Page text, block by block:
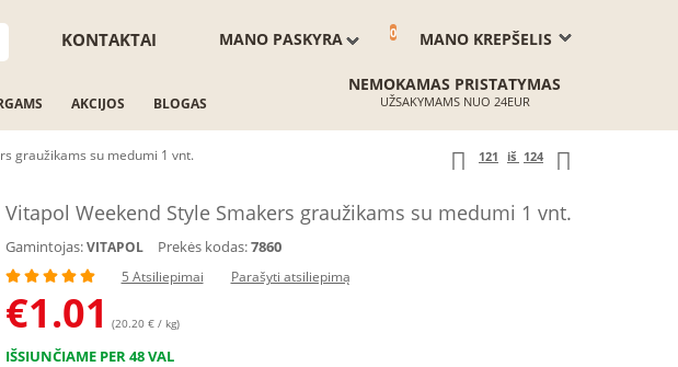
MANO KREPŠELIS
0
MANO PASKYRA
KONTAKTAI
AKCIJOS BLOGAS
NEMOKAMAS PRISTATYMAS
UŽSAKYMAMS NUO 24EUR
graužikams su medumi 1 vnt. 121 iš 124
Vitapol Weekend Style Smakers graužikams su medumi 1 vnt.
Gamintojas: VITAPOL Prekės kodas:7860
5 Atsiliepimai Parašyti atsiliepimą
€1.01 (20.20 € / kg)
IŠSIUNČIAME PER 48 VAL